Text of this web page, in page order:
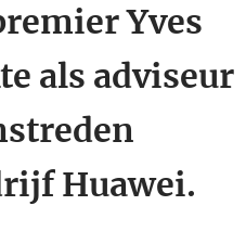
Yves
als adviseur
Huawei.